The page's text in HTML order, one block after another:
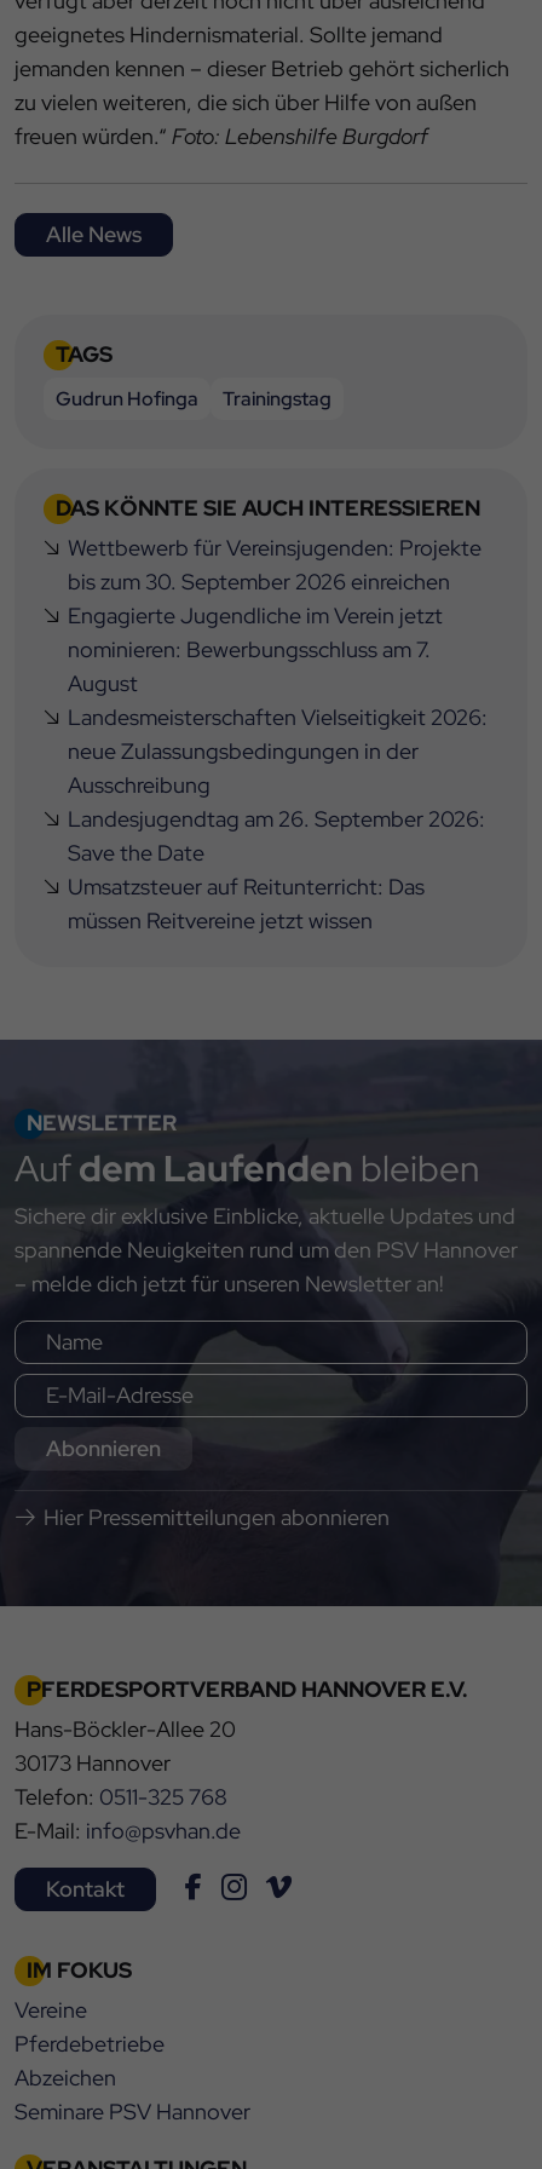
geeignetes Hindernismaterial. Sollte jemand
jemanden kennen – dieser Betrieb gehört sicherlich
zu vielen weiteren, die sich über Hilfe von außen
freuen würden.“ Foto: Lebenshilfe Burgdorf
Alle News
TAGS
Gudrun Hofinga Trainingstag
DAS KÖNNTE SIE AUCH INTERESSIEREN
Wettbewerb für Vereinsjugenden: Projekte
bis zum 30. September 2026 einreichen
Engagierte Jugendliche im Verein jetzt
nominieren: Bewerbungsschluss am 7.
August
Landesmeisterschaften Vielseitigkeit 2026:
neue Zulassungsbedingungen in der
Ausschreibung
Landesjugendtag am 26. September 2026:
Save the Date
Umsatzsteuer auf Reitunterricht: Das
müssen Reitvereine jetzt wissen
NEWSLETTER
Aufdem Laufenden bleiben
Sichere dir exklusive Einblicke, aktuelle Updates und
spannende Neuigkeiten rund um den PSV Hannover
– melde dich jetzt für unseren Newsletter an!
Abonnieren
Hier Pressemitteilungen abonnieren
PFERDESPORTVERBAND HANNOVER E.V.
Hans-Böckler-Allee 20
30173 Hannover
Telefon: 0511-325 768
E-Mail: info@psvhan.de
Kontakt
IM FOKUS
Vereine
Pferdebetriebe
Abzeichen
Seminare PSV Hannover